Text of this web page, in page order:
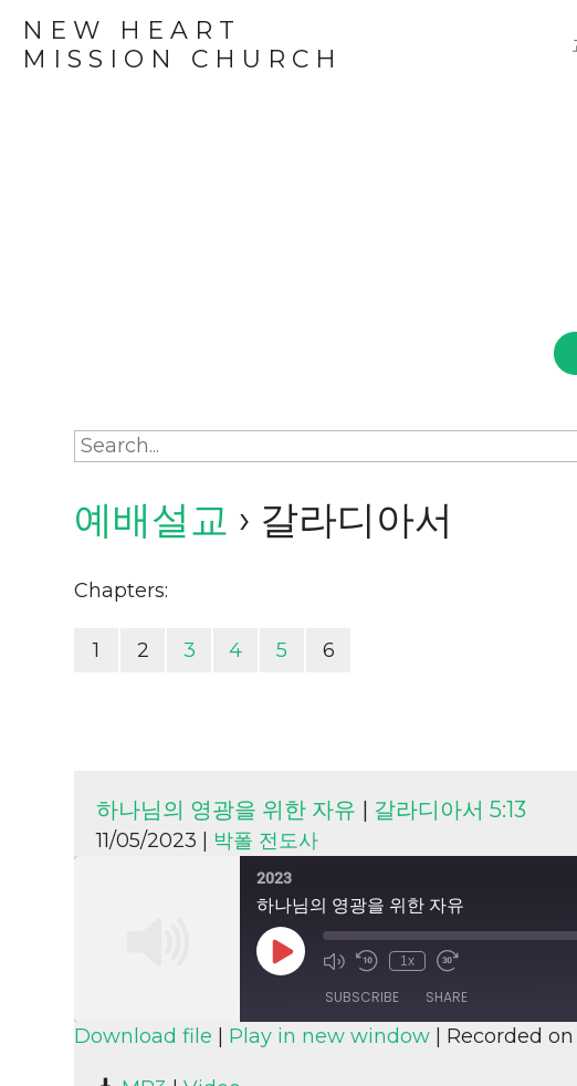
NEW HEART
MISSION CHURCH
예배설교 › 갈라디아서
Chapters:
1 2 3 4 5 6
하나님의 영광을 위한 자유 | 갈라디아서 5:13
11/05/2023 | 박폴 전도사
2023
하나님의 영광을 위한 자유
Play
Episode
1x
SUBSCRIBE SHARE
Download file Play in new window Recorded